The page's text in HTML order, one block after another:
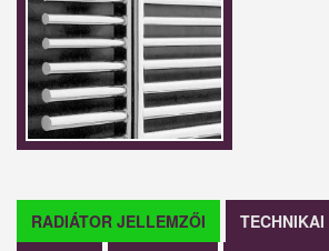
RADIÁTOR JELLEMZŐI